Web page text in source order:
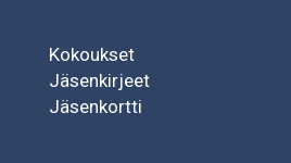
Kokoukset
Jäsenkirjeet
Jäsenkortti